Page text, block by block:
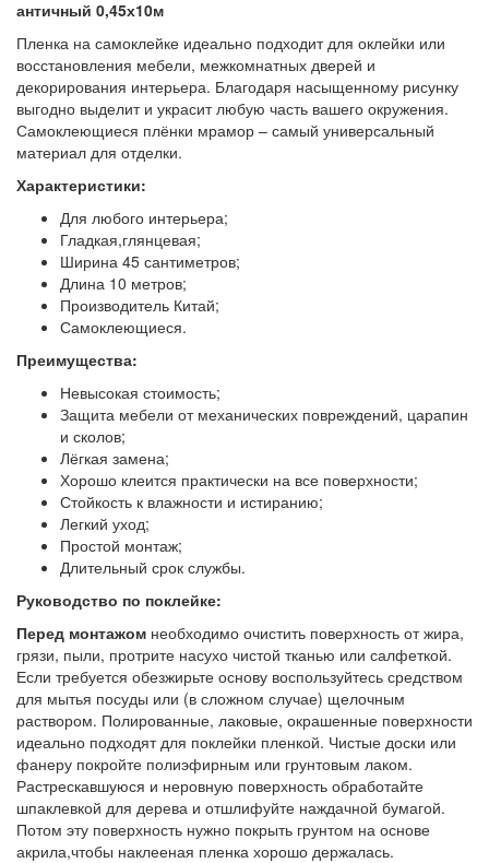
античный 0,45х10м
Пленка на самоклейке идеально подходит для оклейки или
восстановления мебели, межкомнатных дверей и
декорирования интерьера. Благодаря насыщенному рисунку
выгодно выделит и украсит любую часть вашего окружения.
Самоклеющиеся плёнки мрамор – самый универсальный
материал для отделки.
Характеристики:
Для любого интерьера;
Гладкая,глянцевая;
Ширина 45 сантиметров;
Длина 10 метров;
Производитель Китай;
Самоклеющиеся.
Преимущества:
Невысокая стоимость;
Защита мебели от механических повреждений, царапин
и сколов;
Лёгкая замена;
Хорошо клеится практически на все поверхности;
Стойкость к влажности и истиранию;
Легкий уход;
Простой монтаж;
Длительный срок службы.
Руководство по поклейке:
Перед монтажом необходимо очистить поверхность от жира,
грязи, пыли, протрите насухо чистой тканью или салфеткой.
Если требуется обезжирьте основу воспользуйтесь средством
для мытья посуды или (в сложном случае) щелочным
раствором. Полированные, лаковые, окрашенные поверхности
идеально подходят для поклейки пленкой. Чистые доски или
фанеру покройте полиэфирным или грунтовым лаком.
Растрескавшуюся и неровную поверхность обработайте
шпаклевкой для дерева и отшлифуйте наждачной бумагой.
Потом эту поверхность нужно покрыть грунтом на основе
акрила,чтобы наклееная пленка хорошо держалась.